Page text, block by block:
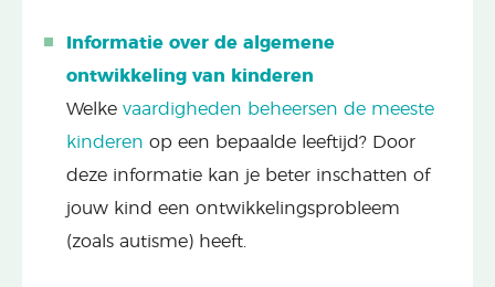
Informatie over de algemene
ontwikkeling van kinderen
Welke vaardigheden beheersen de meeste
kinderen op een bepaalde leeftijd? Door
deze informatie kan je beter inschatten of
jouw kind een ontwikkelingsprobleem
(zoals autisme) heeft.